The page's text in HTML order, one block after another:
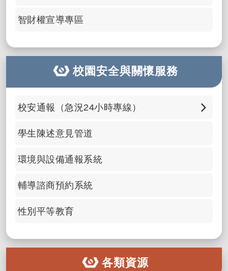
智財權宣導專區
校園安全與關懷服務
校安通報（急況24小時專線）
📞 0932-969-994 點選直接撥打
學生陳述意見管道
環境與設備通報系統
輔導諮商預約系統
性別平等教育
各類資源